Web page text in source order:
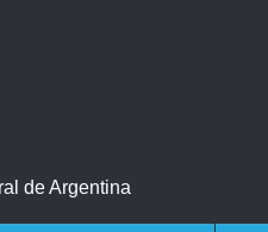
de Argentina